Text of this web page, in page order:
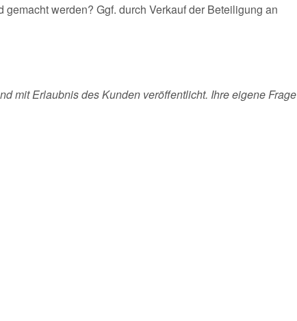
werden? Ggf. durch Verkauf der Beteiligung an
mit Erlaubnis des Kunden veröffentlicht. Ihre eigene Frage